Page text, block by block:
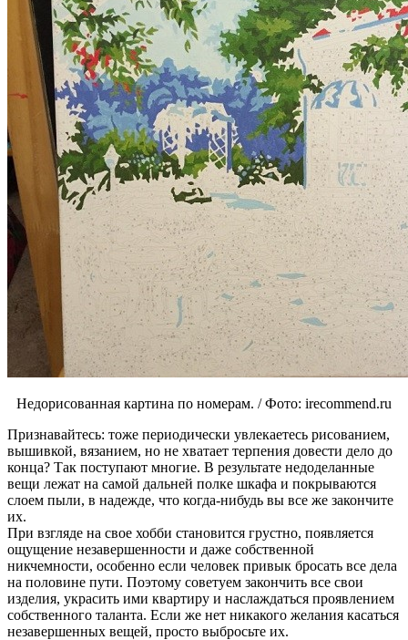
Недорисованная картина по номерам. / Фото: irecommend.ru
Признавайтесь: тоже периодически увлекаетесь рисованием,
вышивкой, вязанием, но не хватает терпения довести дело до
конца? Так поступают многие. В результате недоделанные
вещи лежат на самой дальней полке шкафа и покрываются
слоем пыли, в надежде, что когда-нибудь вы все же закончите
их.
При взгляде на свое хобби становится грустно, появляется
ощущение незавершенности и даже собственной
никчемности, особенно если человек привык бросать все дела
на половине пути. Поэтому советуем закончить все свои
изделия, украсить ими квартиру и наслаждаться проявлением
собственного таланта. Если же нет никакого желания касаться
незавершенных вещей, просто выбросьте их.